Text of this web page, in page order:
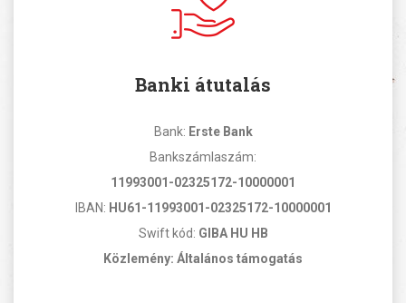
Banki átutalás
Bank: Erste Bank
Bankszámlaszám:
11993001-02325172-10000001
IBAN: HU61-11993001-02325172-10000001
Swift kód: GIBA HU HB
Közlemény: Általános támogatás